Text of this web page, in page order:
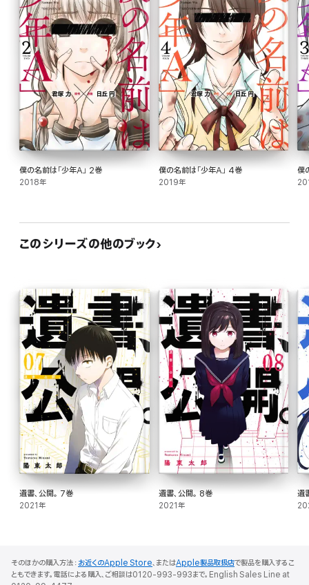
僕の名前は「少年A」 2巻
2018年
僕の名前は「少年A」 4巻
2019年
僕
このシリーズの他のブック
遺書、公開。 7巻
2021年
遺書、公開。 8巻
2021年
遺
そのほかの購入方法： お近くのApple Store、またはApple製品取扱店で製品を購入するこ
ともできます。電話による購入、ご相談は0120-993-993まで。English Sales Line at